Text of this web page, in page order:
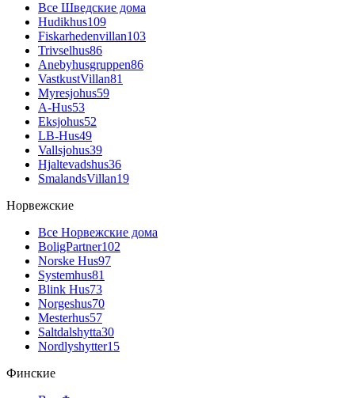
Все Шведские дома
Hudikhus109
Fiskarhedenvillan103
Trivselhus86
Anebyhusgruppen86
VastkustVillan81
Myresjohus59
A-Hus53
Eksjohus52
LB-Hus49
Vallsjohus39
Hjaltevadshus36
SmalandsVillan19
Норвежские
Все Норвежские дома
BoligPartner102
Norske Hus97
Systemhus81
Blink Hus73
Norgeshus70
Mesterhus57
Saltdalshytta30
Nordlyshytter15
Финские